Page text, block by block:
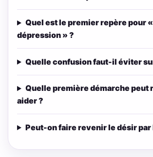
Quel est le premier repère pour
dépression » ?
Quelle confusion faut-il éviter
Quelle première démarche peut
aider ?
Peut-on faire revenir le désir par